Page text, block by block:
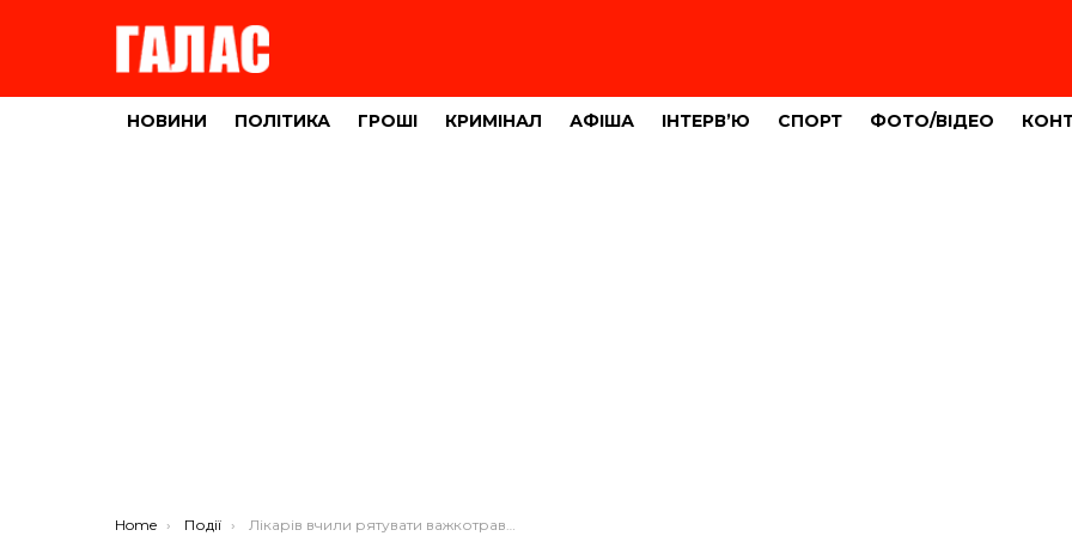
НОВИНИ ПОЛІТИКА ГРОШІ КРИМІНАЛ АФІША ІНТЕРВ’Ю СПОРТ ФОТО/ВІДЕО
You are here:
Home Події Лікарів вчили рятувати важкотравмованих пацієнтів